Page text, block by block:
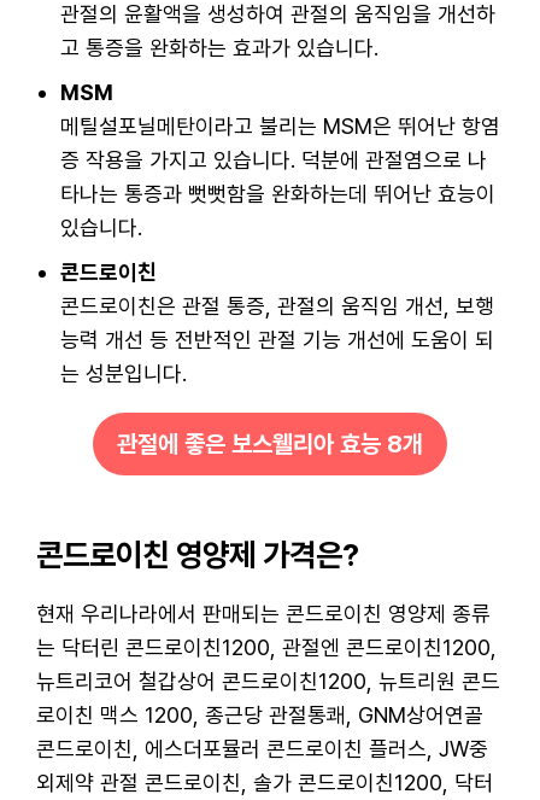
관절의 윤활액을 생성하여 관절의 움직임을 개선하
고 통증을 완화하는 효과가 있습니다.
MSM
메틸설포닐메탄이라고 불리는 MSM은 뛰어난 항염
증 작용을 가지고 있습니다. 덕분에 관절염으로 나
타나는 통증과 뻣뻣함을 완화하는데 뛰어난 효능이
있습니다.
콘드로이친
콘드로이친은 관절 통증, 관절의 움직임 개선, 보행
능력 개선 등 전반적인 관절 기능 개선에 도움이 되
는 성분입니다.
관절에 좋은 보스웰리아 효능 8개
콘드로이친 영양제 가격은?
현재 우리나라에서 판매되는 콘드로이친 영양제 종류
는 닥터린 콘드로이친1200, 관절엔 콘드로이친1200,
뉴트리코어 철갑상어 콘드로이친1200, 뉴트리원 콘드
로이친 맥스 1200, 종근당 관절통쾌, GNM상어연골
콘드로이친, 에스더포뮬러 콘드로이친 플러스, JW중
외제약 관절 콘드로이친, 솔가 콘드로이친1200, 닥터